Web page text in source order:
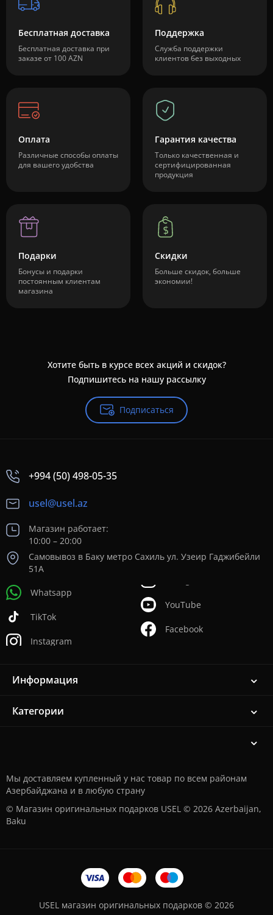
Бесплатная доставка
Бесплатная доставка при
заказе от 100 AZN
Поддержка
Служба поддержки
клиентов без выходных
Оплата
Различные способы оплаты
для вашего удобства
Гарантия качества
Только качественная и
сертифицированная
продукция
Подарки
Бонусы и подарки
постоянным клиентам
магазина
Скидки
Больше скидок, больше
экономии!
Хотите быть в курсе всех акций и скидок?
Подпишитесь на нашу рассылку
Подписаться
+994 (50) 498-05-35
usel@usel.az
Магазин работает:
10:00 – 20:00
Самовывоз в Баку метро Сахиль ул. Узеир Гаджибейли
51А
Whatsapp
TikTok
Instagram
YouTube
Facebook
Информация
Категории
Мы доставляем купленный у нас товар по всем районам
Азербайджана и в любую страну
© Магазин оригинальных подарков USEL © 2026 Azerbaijan,
Baku
USEL магазин оригинальных подарков © 2026